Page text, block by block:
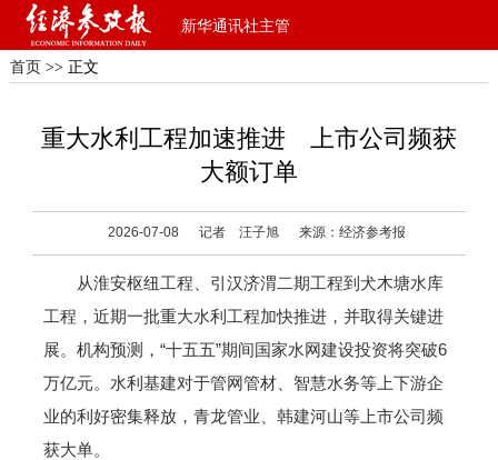
新华通讯社主管
首页 >> 正文
重大水利工程加速推进 上市公司频获
大额订单
2026-07-08 记者 汪子旭 来源：经济参考报
从淮安枢纽工程、引汉济渭二期工程到犬木塘水库
工程，近期一批重大水利工程加快推进，并取得关键进
展。机构预测，“十五五”期间国家水网建设投资将突破6
万亿元。水利基建对于管网管材、智慧水务等上下游企
业的利好密集释放，青龙管业、韩建河山等上市公司频
获大单。